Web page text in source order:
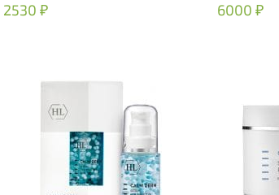
2530 ₽ 6000 ₽